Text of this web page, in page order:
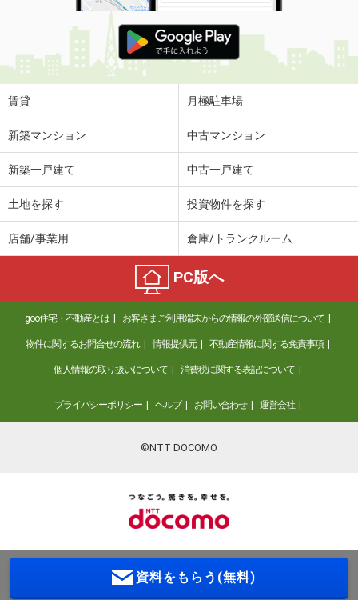
賃貸 月極駐車場
新築マンション 中古マンション
新築一戸建て 中古一戸建て
土地を探す 投資物件を探す
店舗/事業用 倉庫/トランクルーム
PC版へ
goo住宅・不動産とは お客さまご利用端末からの情報の外部送信について
物件に関するお問合せの流れ 情報提供元 不動産情報に関する免責事項
個人情報の取り扱いについて 消費税に関する表記について
プライバシーポリシー ヘルプ お問い合わせ 運営会社
©NTT DOCOMO
資料をもらう(無料)